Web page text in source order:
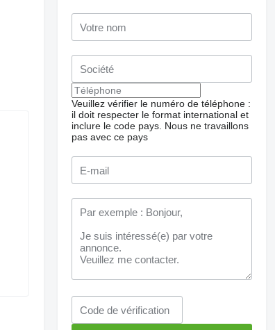
Veuillez vérifier le numéro de téléphone :
il doit respecter le format international et
inclure le code pays. Nous ne travaillons
pas avec ce pays